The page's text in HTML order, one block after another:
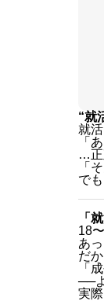
“就
就
「
…正
「
で
「
18
あ
だ
「
──
実